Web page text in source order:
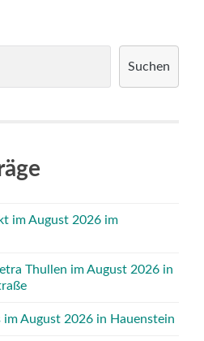
Suchen
im August 2026 im
Thullen im August 2026 in
im August 2026 in Hauenstein